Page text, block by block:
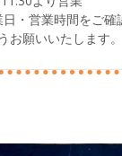
・営業時間をご確
お願いいたします。